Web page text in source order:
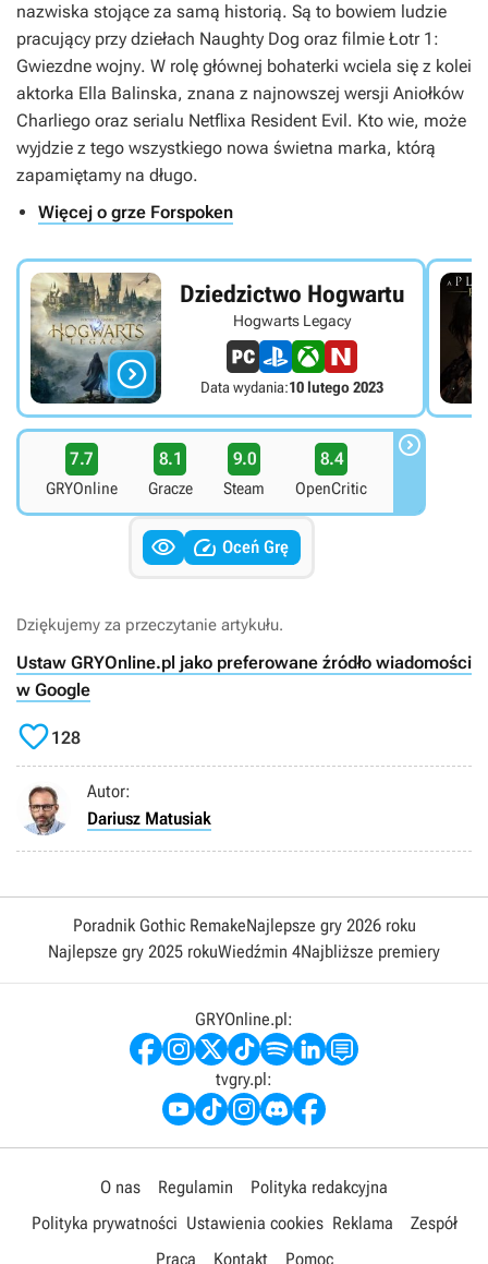
nazwiska stojące za samą historią. Są to bowiem ludzie
pracujący przy dziełach Naughty Dog oraz filmie Łotr 1:
Gwiezdne wojny. W rolę głównej bohaterki wciela się z kolei
aktorka Ella Balinska, znana z najnowszej wersji Aniołków
Charliego oraz serialu Netflixa Resident Evil . Kto wie, może
wyjdzie z tego wszystkiego nowa świetna marka, którą
zapamiętamy na długo.
Więcej o grze Forspoken

Dziedzictwo Hogwartu
Hogwarts Legacy
Data wydania:10 lutego 2023
7.7
GRYOnline
8.1
Gracze
9.0
Steam
8.4
OpenCritic

  Oceń Grę
Dziękujemy za przeczytanie artykułu.
Ustaw GRYOnline.pl jako preferowane źródło wiadomości
w Google
128
Autor:
Dariusz Matusiak
Poradnik Gothic RemakeNajlepsze gry 2026 roku
Najlepsze gry 2025 rokuWiedźmin 4Najbliższe premiery
GRYOnline.pl:
tvgry.pl:
O nas Regulamin
Polityka redakcyjna
Polityka prywatności Ustawienia cookies Reklama
Zespół
Praca
Kontakt Pomoc